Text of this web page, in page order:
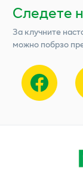
Следете
За клучните
можно побрзо